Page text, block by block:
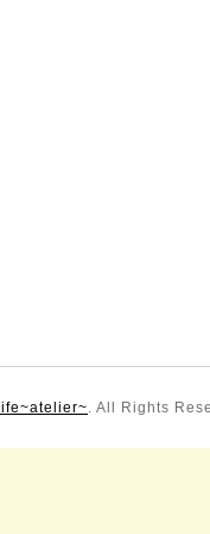
life~atelier~. All Rights